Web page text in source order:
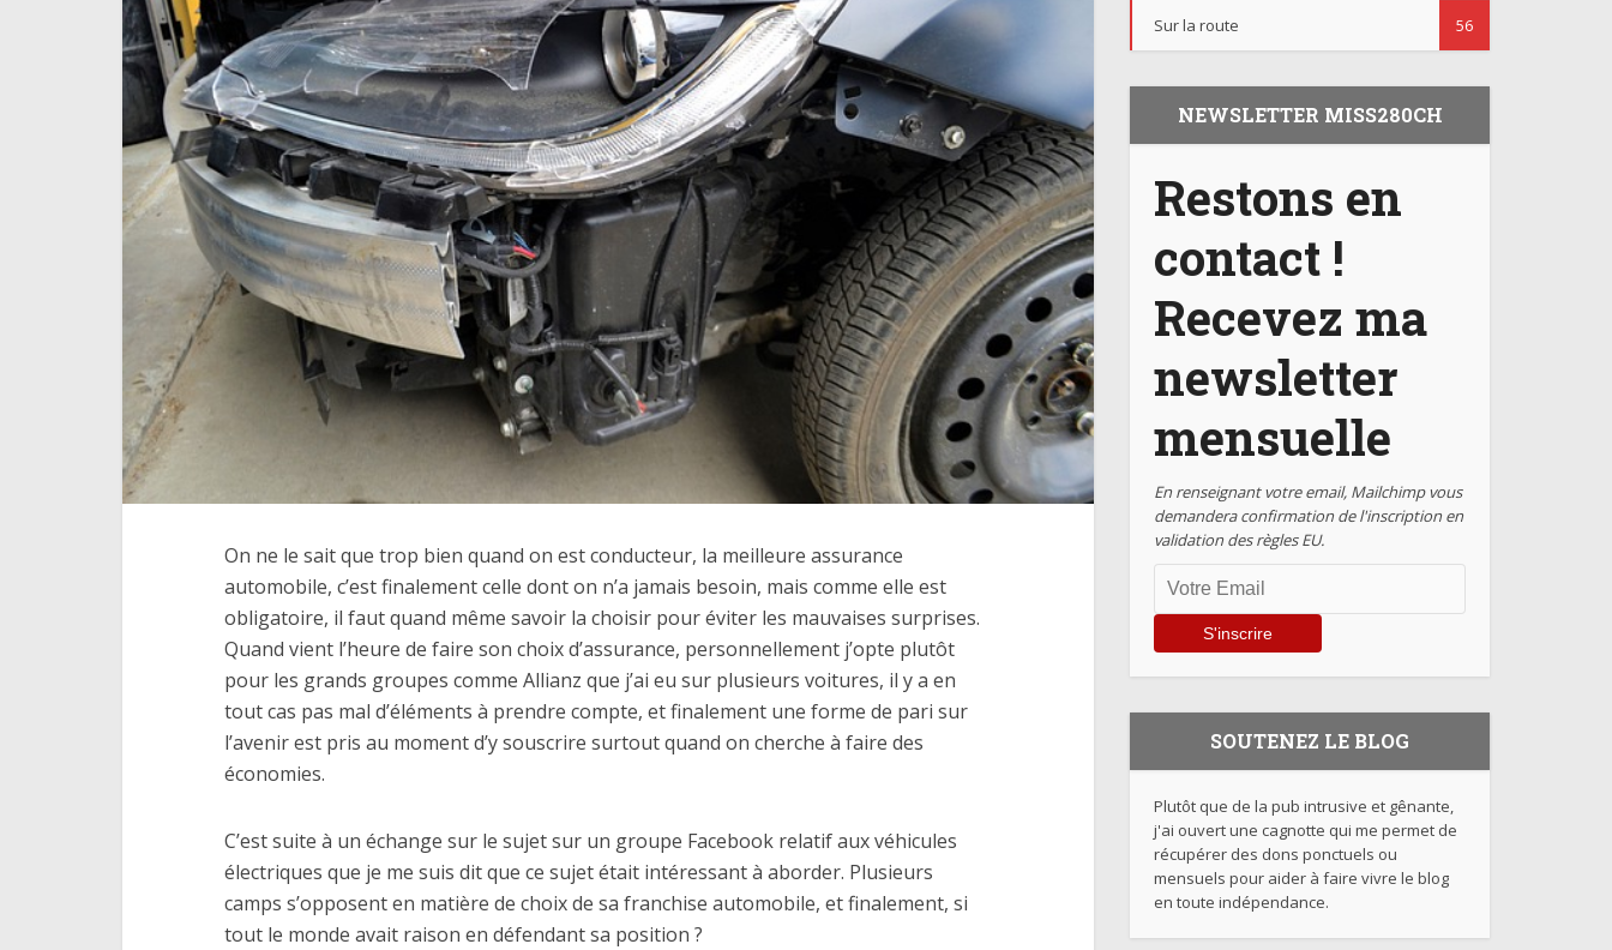
On ne le sait que trop bien quand on est conducteur, la meilleure assurance
automobile, c’est finalement celle dont on n’a jamais besoin, mais comme elle est
obligatoire, il faut quand même savoir la choisir pour éviter les mauvaises surprises.
Quand vient l’heure de faire son choix d’assurance, personnellement j’opte plutôt
pour les grands groupes comme Allianz que j’ai eu sur plusieurs voitures, il y a en
tout cas pas mal d’éléments à prendre compte, et finalement une forme de pari sur
l’avenir est pris au moment d’y souscrire surtout quand on cherche à faire des
économies.
C’est suite à un échange sur le sujet sur un groupe Facebook relatif aux véhicules
électriques que je me suis dit que ce sujet était intéressant à aborder. Plusieurs
camps s’opposent en matière de choix de sa franchise automobile, et finalement, si
tout le monde avait raison en défendant sa position ?
Sur la route 56
NEWSLETTER MISS280CH
Restons en
contact !
Recevez ma
newsletter
mensuelle
En renseignant votre email, Mailchimp vous
demandera confirmation de l'inscription en
validation des règles EU.
SOUTENEZ LE BLOG
Plutôt que de la pub intrusive et gênante,
j'ai ouvert une cagnotte qui me permet de
récupérer des dons ponctuels ou
mensuels pour aider à faire vivre le blog
en toute indépendance.